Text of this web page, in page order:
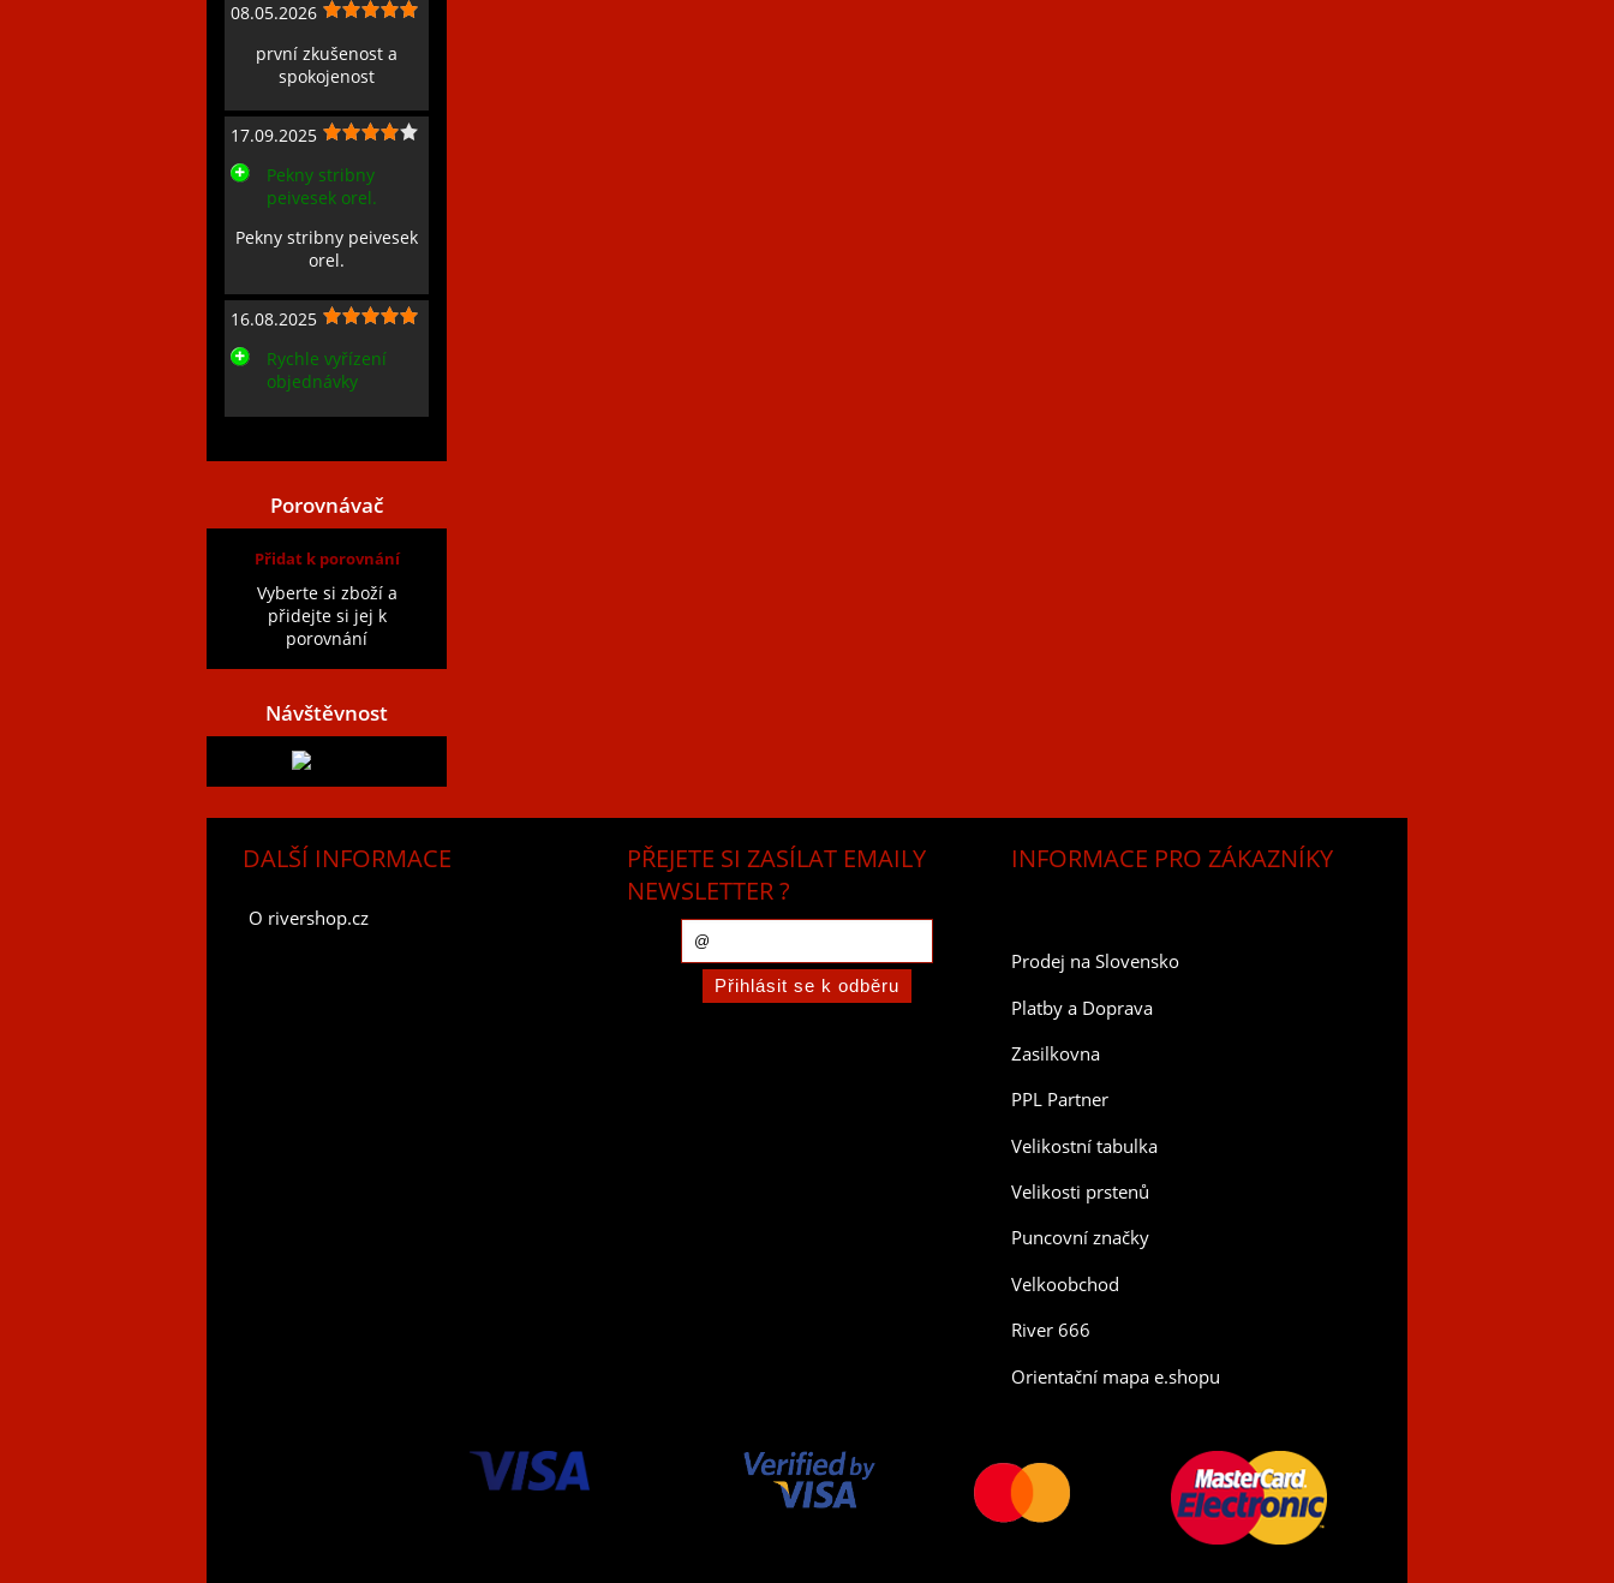
08.05.2026
první zkušenost a
spokojenost
17.09.2025
Pekny stribny
peivesek orel.
Pekny stribny peivesek
orel.
16.08.2025
Rychle vyřízení
objednávky
Porovnávač
Přidat k porovnání
Vyberte si zboží a
přidejte si jej k
porovnání
Návštěvnost
DALŠÍ INFORMACE
O rivershop.cz
PŘEJETE SI ZASÍLAT EMAILY
NEWSLETTER ?
INFORMACE PRO ZÁKAZNÍKY
Prodej na Slovensko
Platby a Doprava
Zasilkovna
PPL Partner
Velikostní tabulka
Velikosti prstenů
Puncovní značky
Velkoobchod
River 666
Orientační mapa e.shopu